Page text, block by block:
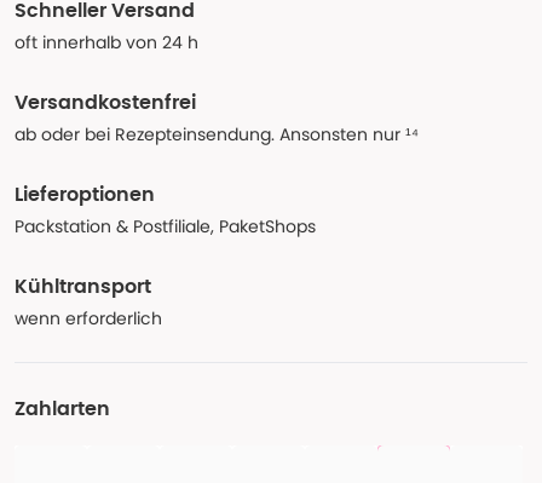
Schneller Versand
oft innerhalb von 24 h
Versandkostenfrei
ab oder bei Rezepteinsendung. Ansonsten nur ¹⁴
Lieferoptionen
Packstation & Postfiliale, PaketShops
Kühltransport
wenn erforderlich
Zahlarten